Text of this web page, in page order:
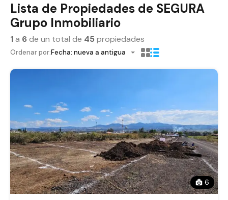
Lista de Propiedades de SEGURA
Grupo Inmobiliario
1a 6de un total de 45 propiedades
Ordenar por:Fecha: nueva a antigua
6